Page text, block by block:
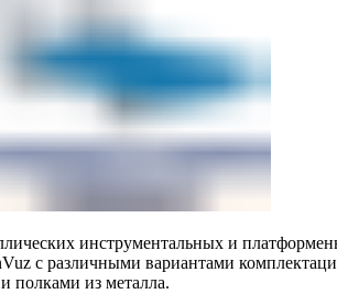
инструментальных и
с различными вариантами
полками из металла.